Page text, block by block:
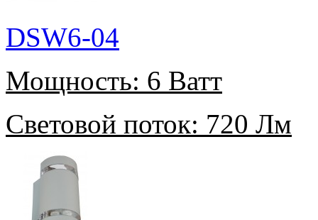
DSW6-04
Мощность: 6 Ватт
Световой поток: 720 Лм